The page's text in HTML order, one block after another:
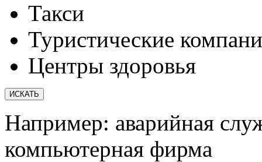
Такси
Туристические
Центры здоровья
Например: аварийная
компьютерная фирма